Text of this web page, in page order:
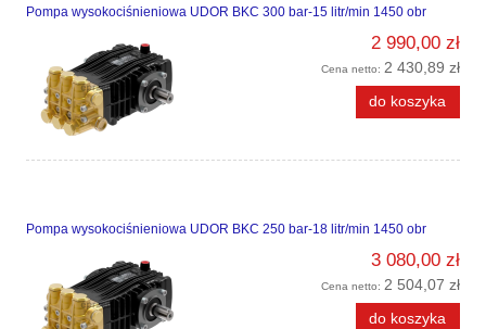
Pompa wysokociśnieniowa UDOR BKC 300 bar-15 litr/min 1450 obr
2 990,00 zł
Cena netto: 2 430,89 zł
do koszyka
Pompa wysokociśnieniowa UDOR BKC 250 bar-18 litr/min 1450 obr
3 080,00 zł
Cena netto: 2 504,07 zł
do koszyka